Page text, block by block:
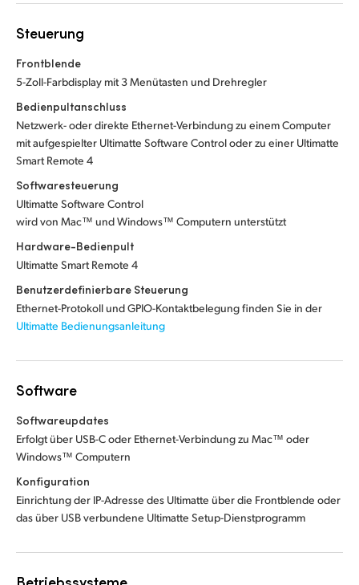
Steuerung
Frontblende
5-Zoll-Farbdisplay mit 3 Menütasten und Drehregler
Bedienpultanschluss
Netzwerk- oder direkte Ethernet-Verbindung zu einem Computer
mit aufgespielter Ultimatte Software Control oder zu einer Ultimatte
Smart Remote 4
Softwaresteuerung
Ultimatte Software Control
wird von Mac™ und Windows™ Computern unterstützt
Hardware-Bedienpult
Ultimatte Smart Remote 4
Benutzerdefinierbare Steuerung
Ethernet-Protokoll und GPIO-Kontaktbelegung finden Sie in der
Ultimatte Bedienungsanleitung
Software
Softwareupdates
Erfolgt über USB-C oder Ethernet-Verbindung zu Mac™ oder
Windows™ Computern
Konfiguration
Einrichtung der IP-Adresse des Ultimatte über die Frontblende oder
das über USB verbundene Ultimatte Setup-Dienstprogramm